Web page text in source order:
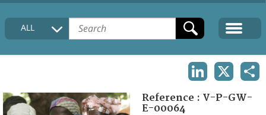
HOME
COLLECTIONS DESCRIPTION
FAQ
ALL
Reference : V-P-GW-
E-00064